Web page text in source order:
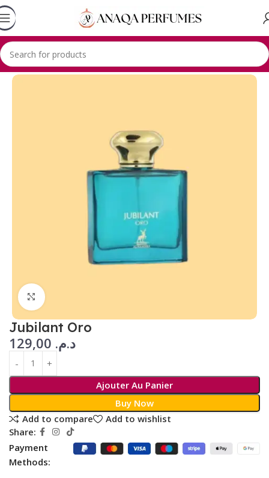
Accueil Lhambra
Click to enlarge
Jubilant Oro
د.م.
Ajouter Au Panier
Buy Now
Add to compare
Add to wishlist
Share:
Payment
Methods: